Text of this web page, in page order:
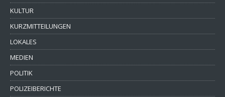
KULTUR
KURZMITTEILUNGEN
LOKALES
MEDIEN
POLITIK
POLIZEIBERICHTE